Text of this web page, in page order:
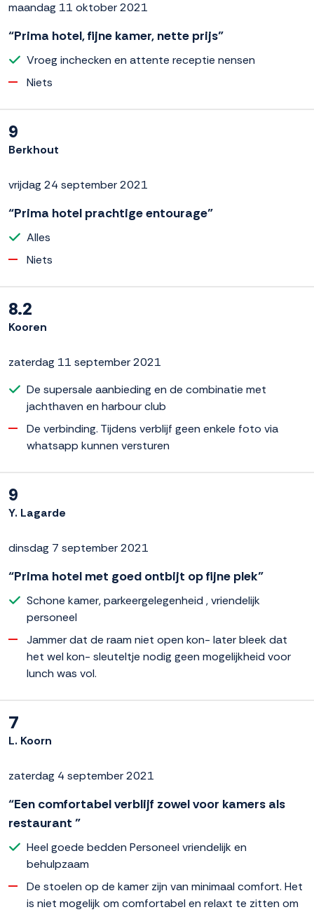
maandag 11 oktober 2021
“Prima hotel, fijne kamer, nette prijs”
Vroeg inchecken en attente receptie nensen
Niets
9
Berkhout
vrijdag 24 september 2021
“Prima hotel prachtige entourage”
Alles
Niets
8.2
Kooren
zaterdag 11 september 2021
De supersale aanbieding en de combinatie met
jachthaven en harbour club
De verbinding. Tijdens verblijf geen enkele foto via
whatsapp kunnen versturen
9
Y. Lagarde
dinsdag 7 september 2021
“Prima hotel met goed ontbijt op fijne plek”
Schone kamer, parkeergelegenheid , vriendelijk
personeel
Jammer dat de raam niet open kon- later bleek dat
het wel kon- sleuteltje nodig geen mogelijkheid voor
lunch was vol.
7
L. Koorn
zaterdag 4 september 2021
“Een comfortabel verblijf zowel voor kamers als
restaurant ”
Heel goede bedden Personeel vriendelijk en
behulpzaam
De stoelen op de kamer zijn van minimaal comfort. Het
is niet mogelijk om comfortabel en relaxt te zitten om